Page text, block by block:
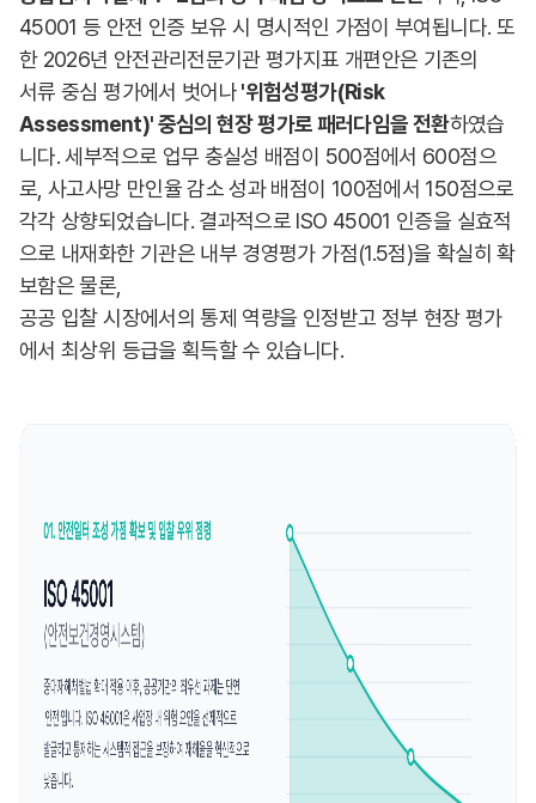
45001 등 안전 인증 보유 시 명시적인 가점이 부여됩니다. 또
한 2026년 안전관리전문기관 평가지표 개편안은 기존의
서류 중심 평가에서 벗어나'위험성평가(Risk
Assessment)' 중심의 현장 평가로 패러다임을 전환하였습
니다. 세부적으로 업무 충실성 배점이 500점에서 600점으
로, 사고사망 만인율 감소 성과 배점이 100점에서 150점으로
각각 상향되었습니다. 결과적으로 ISO 45001 인증을 실효적
으로 내재화한 기관은 내부 경영평가 가점(1.5점)을 확실히 확
보함은 물론,
공공 입찰 시장에서의 통제 역량을 인정받고 정부 현장 평가
에서 최상위 등급을 획득할 수 있습니다.